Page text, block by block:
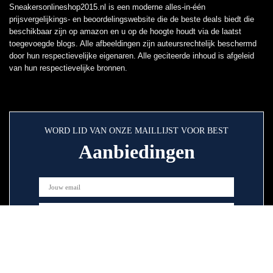
Sneakersonlineshop2015.nl is een moderne alles-in-één
prijsvergelijkings- en beoordelingswebsite die de beste deals biedt die
beschikbaar zijn op amazon en u op de hoogte houdt via de laatst
toegevoegde blogs. Alle afbeeldingen zijn auteursrechtelijk beschermd
door hun respectievelijke eigenaren. Alle geciteerde inhoud is afgeleid
van hun respectievelijke bronnen.
WORD LID VAN ONZE MAILLIJST VOOR BEST
Aanbiedingen